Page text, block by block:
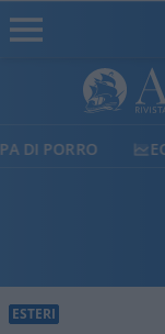
ECONOMIA
ESTERI